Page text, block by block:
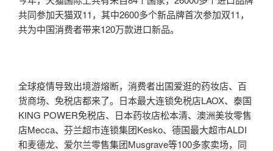
共同参加天猫双11，其中2600多个新品牌首次参加双11，
共为中国消费者带来120万款进口新品。
全球疫情导致出境游熔断，消费者出国爱逛的药妆店、百
货商场、免税店都来了。日本最大连锁免税店LAOX、泰国
KING POWER免税店、日本药妆店松本清、澳洲美妆零售
店Mecca、芬兰超市连锁集团Kesko、德国最大超市ALDI
和麦德龙、爱尔兰零售集团Musgrave等100多家卖场，同